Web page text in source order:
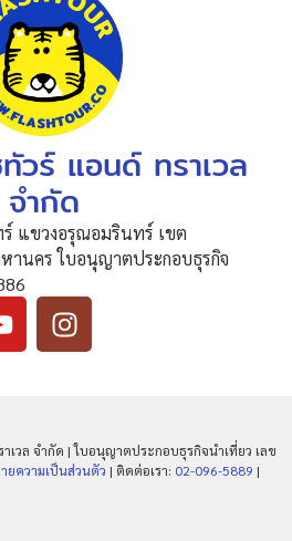
ร์ แอนด์ ทราเวล
จำกัด
แขวงอรุณอมรินทร์ เขต
านคร ใบอนุญาตประกอบธุรกิจ
วล จำกัด | ใบอนุญาตประกอบธุรกิจนำเที่ยว เลข
ยความเป็นส่วนตัว | ติดต่อเรา: 02-096-5889 |